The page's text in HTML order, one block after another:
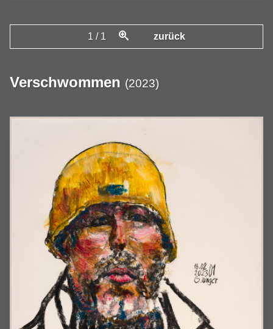
1 / 1 zurück
Verschwommen (2023)